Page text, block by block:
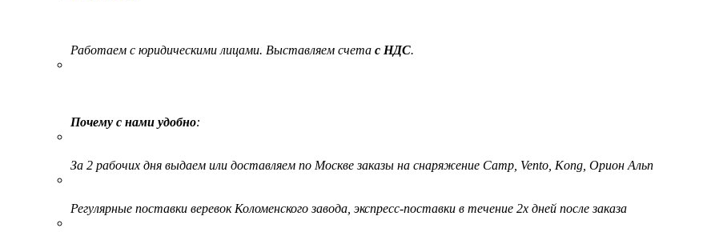
Работаем с юридическими лицами. Выставляем счета с НДС.
Почему с нами удобно:
За 2 рабочих дня выдаем или доставляем по Москве заказы на снаряжение Camp, Vento, Kong, Орион Альп
Регулярные поставки веревок Коломенского завода, экспресс-поставки в течение 2х дней после заказа